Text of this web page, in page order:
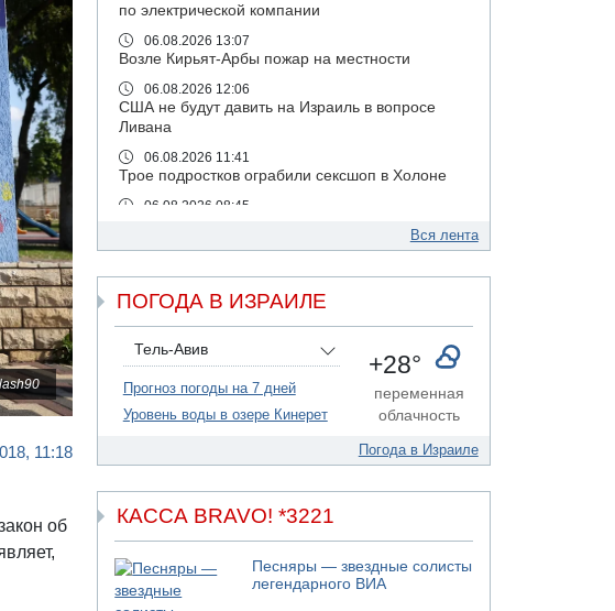
11:18
об
по электрической компании
06.08.2026 13:07
Возле Кирьят-Арбы пожар на местности
06.08.2026 12:06
США не будут давить на Израиль в вопросе
Ливана
06.08.2026 11:41
Трое подростков ограбили сексшоп в Холоне
06.08.2026 08:45
06.08.2026 08:11
Украинская атака на российский НПЗ
05.08.2026 18:30
противоракетной обороны "Хец"
05.08.2026 18:28
МАДА призывает израильтян срочно сдавать
кровь
Бывший посол Израиля в ООН Гилад Эрдан
политической партии
05.08.2026 13:49
На севере Израиля на берег выбросило тело
05.08.2026 13:32
В России горят новые склады
Вся лента
ПОГОДА В ИЗРАИЛЕ
Тель-Авив
Прогноз погоды на 7 дней
Уровень воды в озере Кинерет
+28°
переменная
облачность
Погода в Израиле
КАССА BRAVO! *3221
Песняры — звездные солисты
легендарного ВИА